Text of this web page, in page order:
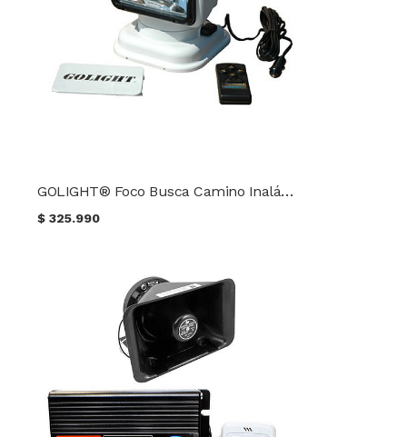
GOLIGHT® Foco Busca Camino Inalámbrico Blanco
$325.990